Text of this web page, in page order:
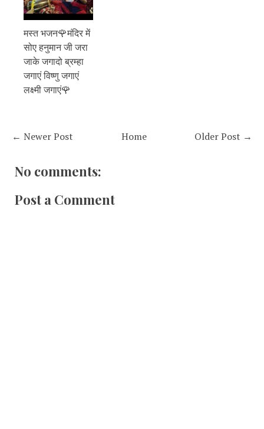
मस्त भजन🌹मंदिर में
सोए हनुमान जी जरा
जाके जगादो ब्रम्हा
जगाएं विष्णु जगाएं
लक्ष्मी जगाएं🌹
← Newer Post Older Post →
Home
No comments:
Post a Comment